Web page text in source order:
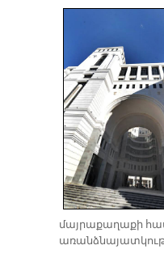
մայրաքաղաքի